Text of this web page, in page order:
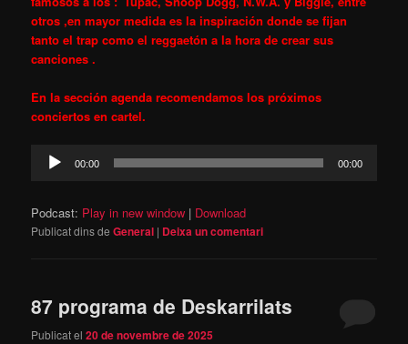
otros ,en mayor medida es la inspiración donde se fijan
tanto el trap como el reggaetón a la hora de crear sus
canciones .
En la sección agenda recomendamos los próximos
conciertos en cartel.
Reproductor
d'àudio
00:00 00:00
Podcast: Play in new window | Download
Publicat dins de General | Deixa un comentari
87 programa de Deskarrilats
Publicat el20 de novembre de 2025